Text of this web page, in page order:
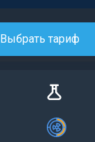
Выбрать тариф